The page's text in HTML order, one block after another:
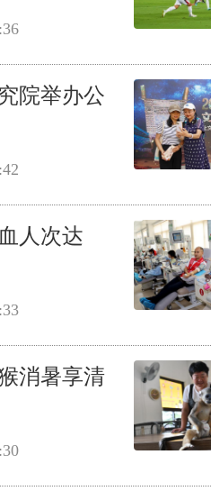
院举办公
人次达
消暑享清